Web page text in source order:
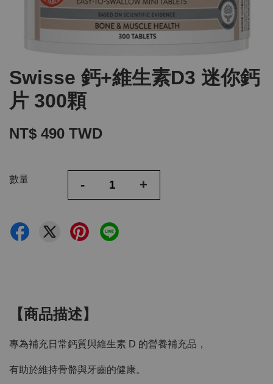
Swisse 鈣+維生素D3 迷你鈣
片 300顆
NT$ 490 TWD
數量 - +
【商品描述】
專為補充日常鈣質與維生素 D 的營養補充品，
有助於維持骨骼與牙齒的健康。